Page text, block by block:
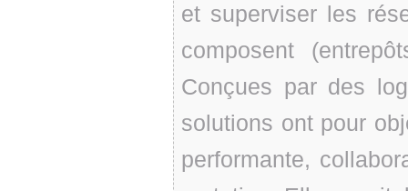
et superviser les
composent
Conçues par des
solutions ont pour
performante,